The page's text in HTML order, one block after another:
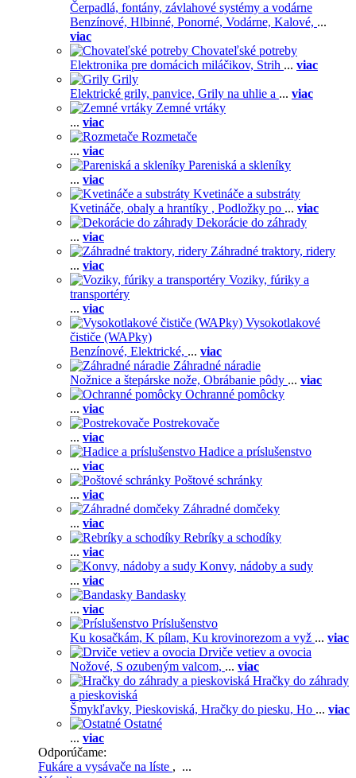
Čerpadlá, fontány, závlahové systémy a vodárne
Benzínové, Hlbinné, Ponorné, Vodárne, Kalové, ...
viac
Chovateľské potreby
Elektronika pre domácich miláčikov, Strih ... viac
Grily
Elektrické grily, panvice, Grily na uhlie a ... viac
Zemné vrtáky
... viac
Rozmetače
... viac
Pareniská a skleníky
... viac
Kvetináče a substráty
Kvetináče, obaly a hrantíky , Podložky po ... viac
Dekorácie do záhrady
... viac
Záhradné traktory, ridery
... viac
Voziky, fúriky a
transportéry
... viac
Vysokotlakové
čističe (WAPky)
Benzínové, Elektrické, ... viac
Záhradné náradie
Nožnice a štepárske nože, Obrábanie pôdy ... viac
Ochranné pomôcky
... viac
Postrekovače
... viac
Hadice a príslušenstvo
... viac
Poštové schránky
... viac
Záhradné domčeky
... viac
Rebríky a schodíky
... viac
Konvy, nádoby a sudy
... viac
Bandasky
... viac
Príslušenstvo
Ku kosačkám, K pílam, Ku krovinorezom a vyž ... viac
Drviče vetiev a ovocia
Nožové, S ozubeným valcom, ... viac
Hračky do záhrady
a pieskoviská
Šmykľavky, Pieskoviská, Hračky do piesku, Ho ... viac
Ostatné
... viac
Odporúčame:
Fukáre a vysávače na líste , ...